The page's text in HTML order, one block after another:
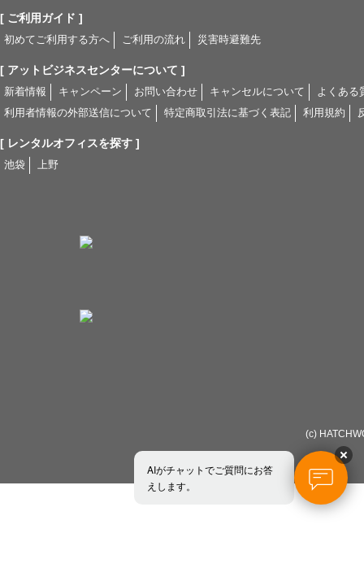
[ ご利用ガイド ]
初めてご利用する方へ ご利用の流れ 災害時避難先
[ アットビジネスセンターについて ]
新着情報 キャンペーン お問い合わせ キャンセルについて
よくある
利用者情報の外部送信について
特定商取引法に基づく表記 利用規約
[ レンタルオフィスを探す ]
池袋 上野
(c)
AIがチャットでご質問にお答
えします。